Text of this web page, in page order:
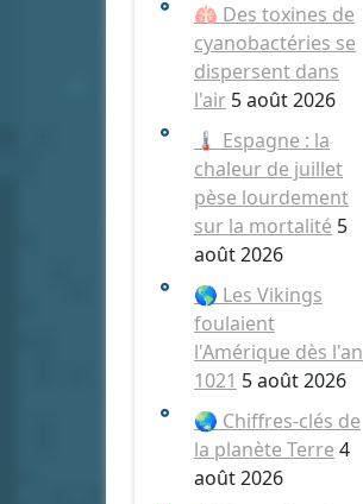
🫁 Des toxines de
cyanobactéries se
dispersent dans
l'air 5 août 2026
🌡️ Espagne : la
chaleur de juillet
pèse lourdement
sur la mortalité 5
août 2026
🌎 Les Vikings
foulaient
l'Amérique dès l'an
1021 5 août 2026
🌏 Chiffres-clés de
la planète Terre 4
août 2026